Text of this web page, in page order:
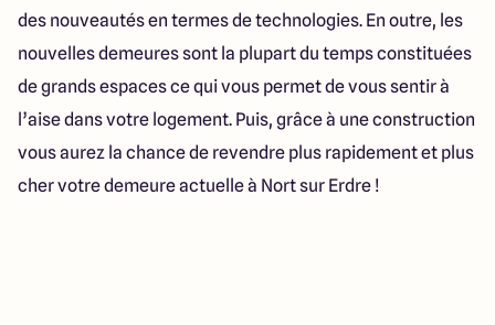
des nouveautés en termes de technologies. En outre, les
nouvelles demeures sont la plupart du temps constituées
de grands espaces ce qui vous permet de vous sentir à
l’aise dans votre logement. Puis, grâce à une construction
vous aurez la chance de revendre plus rapidement et plus
cher votre demeure actuelle à Nort sur Erdre !